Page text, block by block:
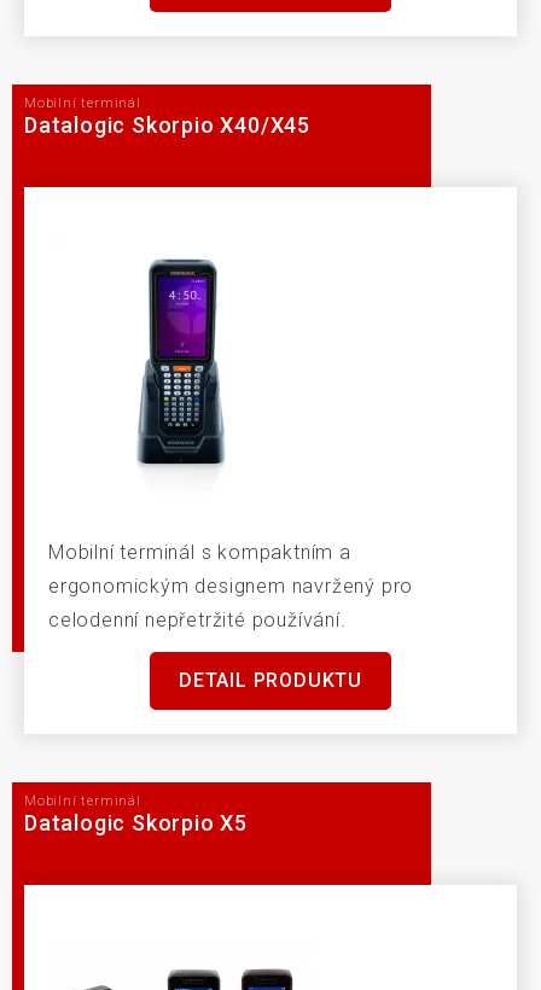
Mobilní terminál
Datalogic Skorpio X40/X45
Mobilní terminál s kompaktním a
ergonomickým designem navržený pro
celodenní nepřetržité používání.
DETAIL PRODUKTU
Mobilní terminál
Datalogic Skorpio X5